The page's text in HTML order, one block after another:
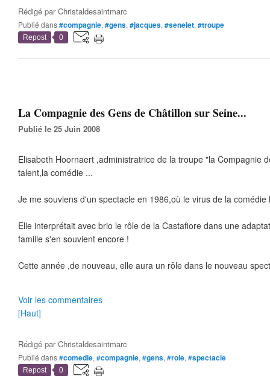
Rédigé parChristaldesaintmarc
Publié dans#compagnie, #gens, #jacques, #senelet, #troupe
Repost 0
La Compagnie des Gens de Châtillon sur Seine...
Publié le 25 Juin 2008
Elisabeth Hoornaert ,administratrice de la troupe "la Compagnie
talent,la comédie ...
Je me souviens d'un spectacle en 1986,où le virus de la
Elle interprétait avec brio le rôle de la Castafiore dans une
famille s'en souvient encore !
Cette année ,de nouveau, elle aura un rôle dans le nouveau
Voir les commentaires
[Haut]
Rédigé parChristaldesaintmarc
Publié dans#comedie, #compagnie, #gens, #role, #spectacle
Repost 0